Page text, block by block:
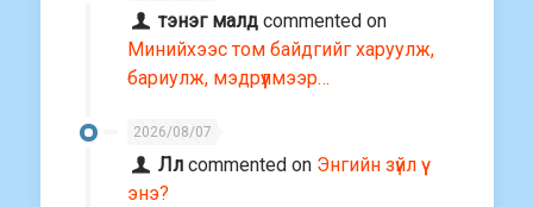
тэнэг малд commented on
Минийхээс том байдгийг харуулж,
бариулж, мэдрүүлмээр…
2026/08/07
Лл commented on Энгийн зүйл үү
энэ?